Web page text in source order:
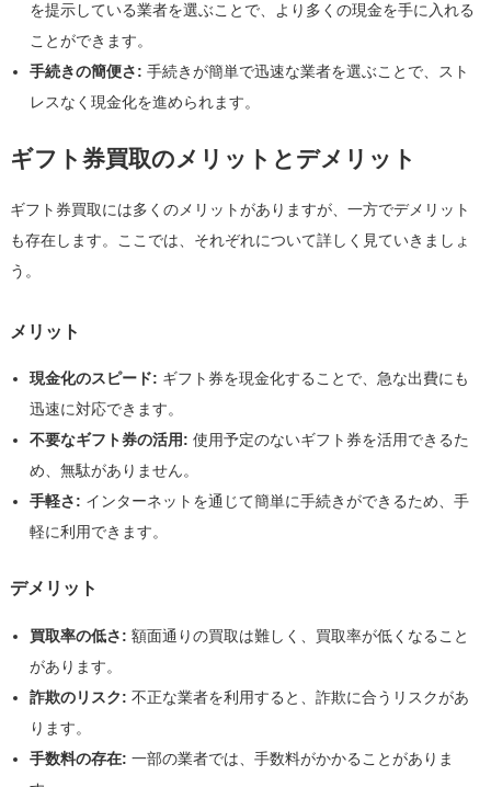
を提示している業者を選ぶことで、より多くの現金を手に入れる
ことができます。
手続きの簡便さ: 手続きが簡単で迅速な業者を選ぶことで、スト
レスなく現金化を進められます。
ギフト券買取のメリットとデメリット
ギフト券買取には多くのメリットがありますが、一方でデメリット
も存在します。ここでは、それぞれについて詳しく見ていきましょ
う。
メリット
現金化のスピード: ギフト券を現金化することで、急な出費にも
迅速に対応できます。
不要なギフト券の活用: 使用予定のないギフト券を活用できるた
め、無駄がありません。
手軽さ: インターネットを通じて簡単に手続きができるため、手
軽に利用できます。
デメリット
買取率の低さ: 額面通りの買取は難しく、買取率が低くなること
があります。
詐欺のリスク: 不正な業者を利用すると、詐欺に合うリスクがあ
ります。
手数料の存在: 一部の業者では、手数料がかかることがありま